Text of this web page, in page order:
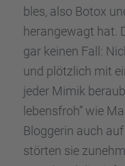
bles, also Botox
heran­ge­wagt hat.
gar keinen Fall:
und plötz­lich mit
jeder Mimik
lebens­froh” wie
Blogge­rin auch
störten sie